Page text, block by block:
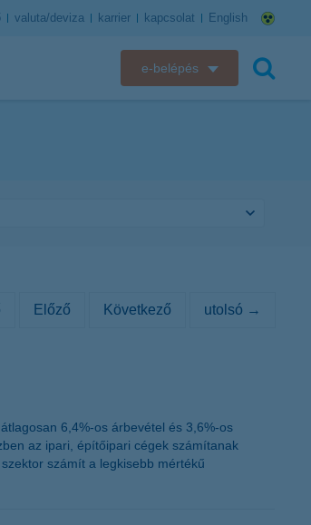
valuta/deviza karrier kapcsolat English
e-belépés
K&H token megújítás
Előző Következő utolsó →
6,4%-os árbevétel és 3,6%-os
az ipari, építőipari cégek számítanak
számít a legkisebb mértékű